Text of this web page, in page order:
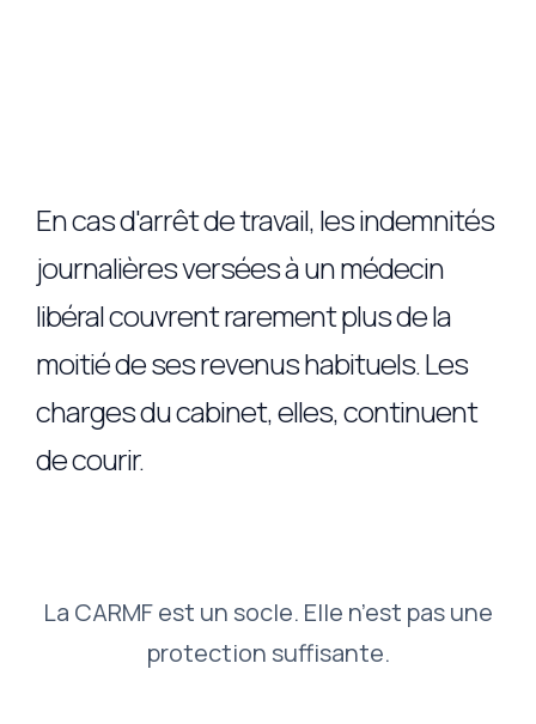
En cas d'arrêt de travail, les indemnités
journalières versées à un médecin
libéral couvrent rarement plus de la
moitié de ses revenus habituels. Les
charges du cabinet, elles, continuent
de courir.
La CARMF est un socle. Elle n’est pas une
protection suffisante.